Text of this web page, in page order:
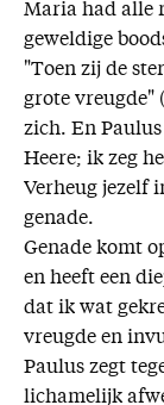
Maria had alle
geweldige
"Toen zij de
grote vreugde"
zich. En
Heere; ik zeg
Verheug jezelf
genade.
Genade komt
en heeft een
dat ik wat
vreugde en
Paulus zegt
lichamelijk